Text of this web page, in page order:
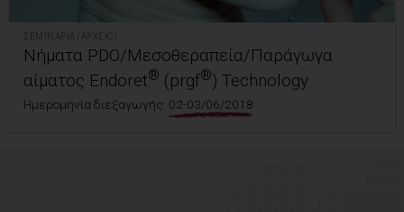
ΣΕΜΙΝΆΡΙΑ (ΑΡΧΕΊΟ)
Νήματα PDO/Μεσοθεραπεία/Παράγωγα
αίματος Endoret® (prgf®) Technology
Ημερομηνία διεξαγωγής: 02-03/06/2018